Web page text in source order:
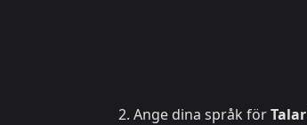
Ange dina språk förTalar